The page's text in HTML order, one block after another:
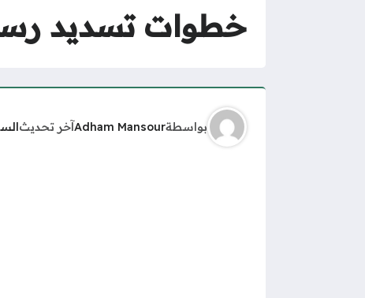
خطوات تسديد رسوم
بواسطةAdham Mansourآخر تحديث